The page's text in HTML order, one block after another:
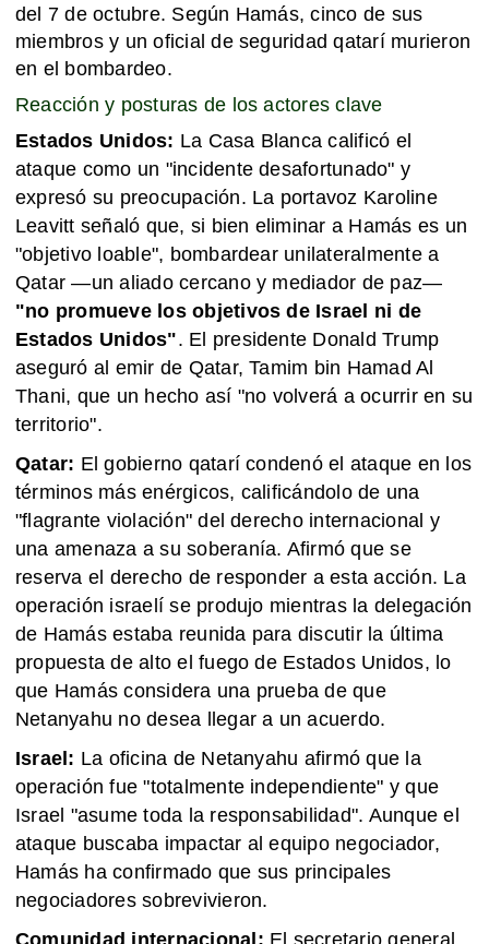
del 7 de octubre. Según Hamás, cinco de sus
miembros y un oficial de seguridad qatarí murieron
en el bombardeo.
Reacción y posturas de los actores clave
Estados Unidos: La Casa Blanca calificó el
ataque como un "incidente desafortunado" y
expresó su preocupación. La portavoz Karoline
Leavitt señaló que, si bien eliminar a Hamás es un
"objetivo loable", bombardear unilateralmente a
Qatar —un aliado cercano y mediador de paz—
"no promueve los objetivos de Israel ni de
Estados Unidos". El presidente Donald Trump
aseguró al emir de Qatar, Tamim bin Hamad Al
Thani, que un hecho así "no volverá a ocurrir en su
territorio".
Qatar: El gobierno qatarí condenó el ataque en los
términos más enérgicos, calificándolo de una
"flagrante violación" del derecho internacional y
una amenaza a su soberanía. Afirmó que se
reserva el derecho de responder a esta acción. La
operación israelí se produjo mientras la delegación
de Hamás estaba reunida para discutir la última
propuesta de alto el fuego de Estados Unidos, lo
que Hamás considera una prueba de que
Netanyahu no desea llegar a un acuerdo.
Israel: La oficina de Netanyahu afirmó que la
operación fue "totalmente independiente" y que
Israel "asume toda la responsabilidad". Aunque el
ataque buscaba impactar al equipo negociador,
Hamás ha confirmado que sus principales
negociadores sobrevivieron.